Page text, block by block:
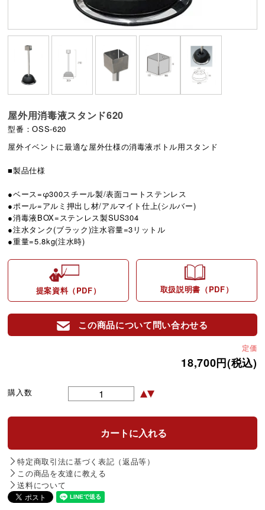
屋外用消毒液スタンド620
型番：OSS-620
屋外イベントに最適な屋外仕様の消毒液ボトル用スタンド
■製品仕様
●ベース=φ300スチール製/表面コートステンレス
●ポール=アルミ押出し材/アルマイト仕上(シルバー)
●消毒液BOX=ステンレス製SUS304
●注水タンク(ブラック)注水容量=3リットル
●重量=5.8kg(注水時)
提案資料（PDF） 取扱説明書（PDF）
この商品について問い合わせる
定価
18,700円(税込)
購入数
特定商取引法に基づく表記（返品等）
この商品を友達に教える
送料について